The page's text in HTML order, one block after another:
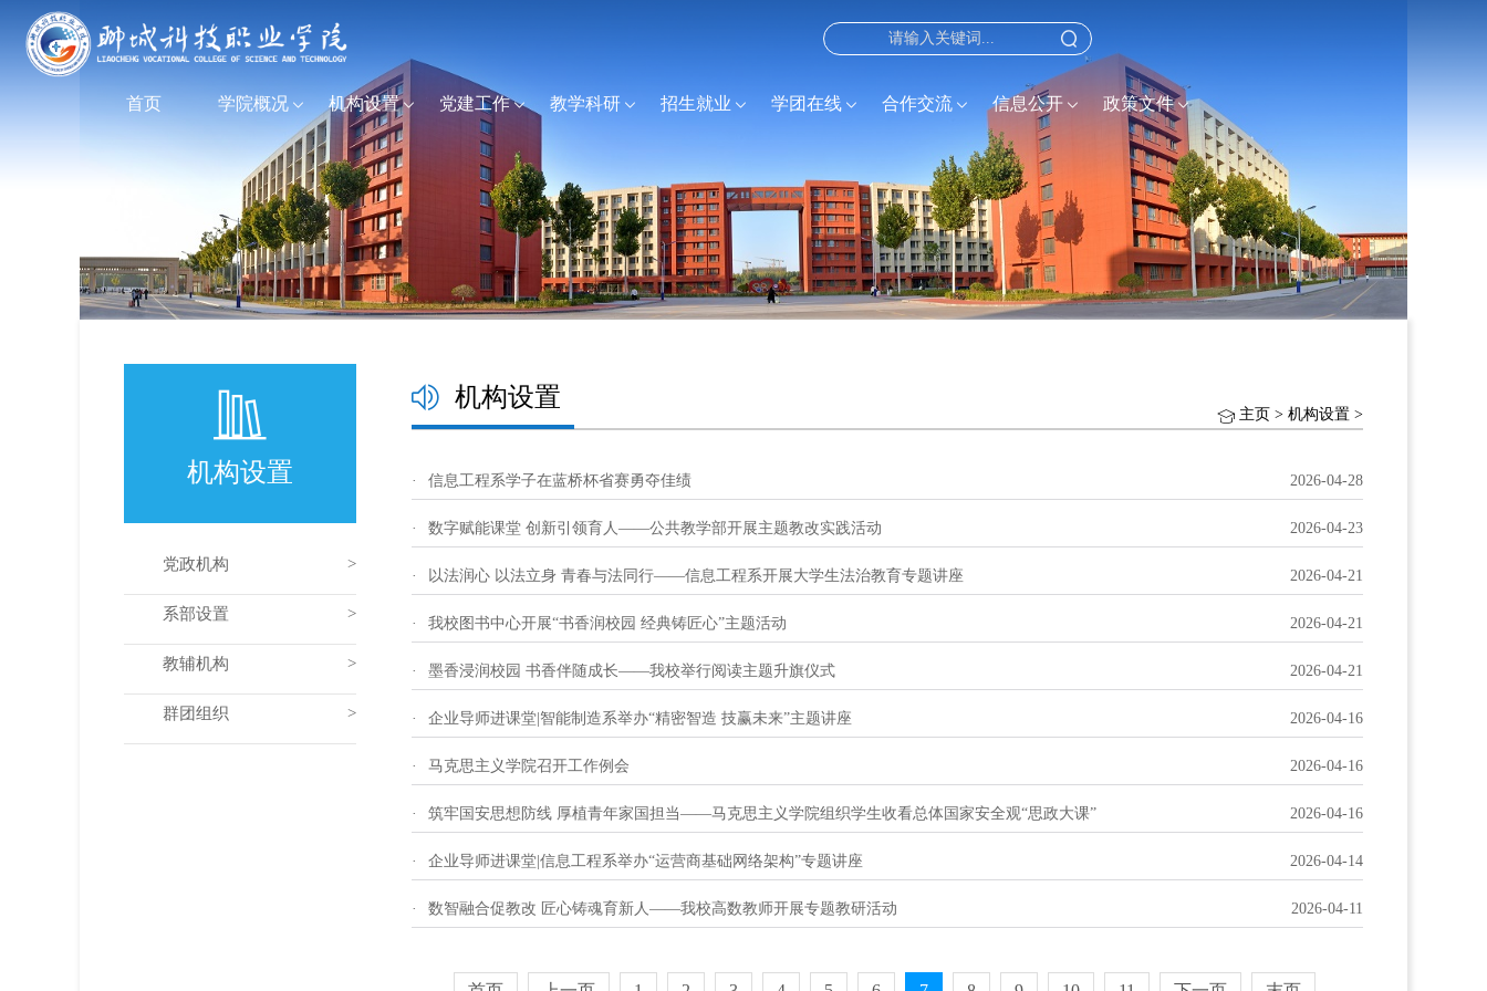
首页 学院概况 机构设置 党建工作 教学科研 招生就业 学团在线 合作交流 信息公开 政策文件
机构设置
党政机构
系部设置
教辅机构
群团组织
机构设置
主页 > 机构设置 >
· 信息工程系学子在蓝桥杯省赛勇夺佳绩 2026-04-28
· 数字赋能课堂 创新引领育人——公共教学部开展主题教改实践活动 2026-04-23
· 以法润心 以法立身 青春与法同行——信息工程系开展大学生法治教育专题讲座 2026-04-21
· 我校图书中心开展“书香润校园 经典铸匠心”主题活动 2026-04-21
· 墨香浸润校园 书香伴随成长——我校举行阅读主题升旗仪式 2026-04-21
· 企业导师进课堂|智能制造系举办“精密智造 技赢未来”主题讲座 2026-04-16
· 马克思主义学院召开工作例会 2026-04-16
· 筑牢国安思想防线 厚植青年家国担当——马克思主义学院组织学生收看总体国家安全观“思政大课” 2026-04-16
· 企业导师进课堂|信息工程系举办“运营商基础网络架构”专题讲座 2026-04-14
· 数智融合促教改 匠心铸魂育新人——我校高数教师开展专题教研活动 2026-04-11